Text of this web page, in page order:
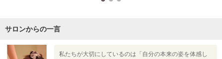
サロンからの一言
私たちが大切にしているのは「自分の本来の姿を体感し